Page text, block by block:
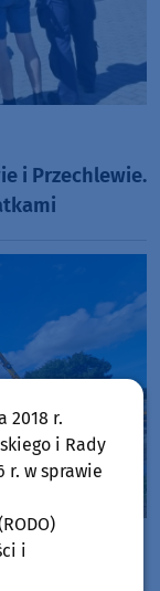
i Przechlewie.
2018 r.
i Rady
r. w sprawie
i